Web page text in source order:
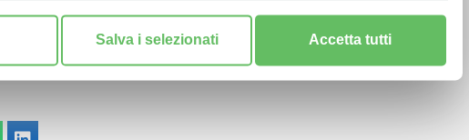
Salva i selezionati Accetta tutti